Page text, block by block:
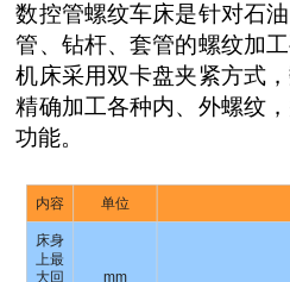
数控管螺纹车床是针对石
管、钻杆、套管的螺纹加
机床采用双卡盘夹紧方式
精确加工各种内、外螺纹
功能。
内容 单位
床身
上最
大回
mm